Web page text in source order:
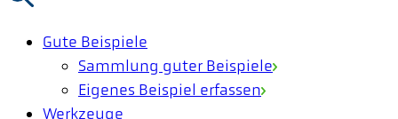
Gute Beispiele
Sammlung guter Beispiele
Eigenes Beispiel erfassen
Werkzeuge